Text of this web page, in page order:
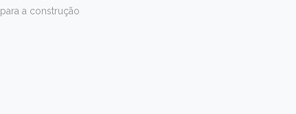
a construção